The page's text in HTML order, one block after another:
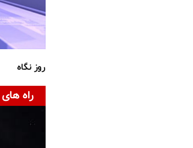
روز نگاه
راه